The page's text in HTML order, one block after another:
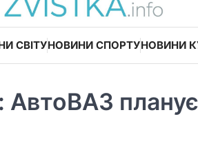
СВІТУНОВИНИ СПОРТУНОВИНИ